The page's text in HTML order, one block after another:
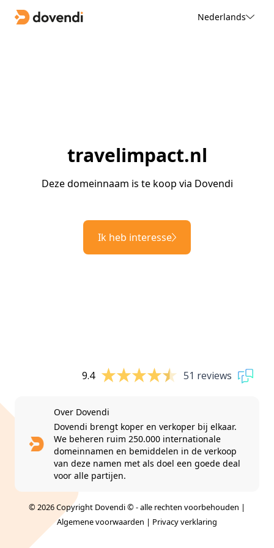
Nederlands
travelimpact.nl
Deze domeinnaam is te koop via Dovendi
Ik heb interesse
9.4 51 reviews
Over Dovendi
Dovendi brengt koper en verkoper bij elkaar.
We beheren ruim 250.000 internationale
domeinnamen en bemiddelen in de verkoop
van deze namen met als doel een goede deal
voor alle partijen.
© 2026 Copyright Dovendi © - alle rechten voorbehouden |
Algemene voorwaarden | Privacy verklaring